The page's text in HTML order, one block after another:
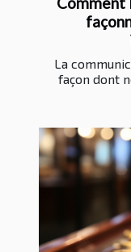
La
façon dont